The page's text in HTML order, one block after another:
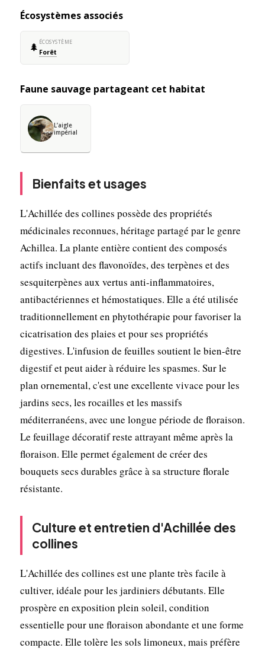
Écosystèmes associés
🌲 ÉCOSYSTÈME
Forêt
Faune sauvage partageant cet habitat
L’aigle
impérial
Bienfaits et usages
L'Achillée des collines possède des propriétés
médicinales reconnues, héritage partagé par le genre
Achillea. La plante entière contient des composés
actifs incluant des flavonoïdes, des terpènes et des
sesquiterpènes aux vertus anti-inflammatoires,
antibactériennes et hémostatiques. Elle a été utilisée
traditionnellement en phytothérapie pour favoriser la
cicatrisation des plaies et pour ses propriétés
digestives. L'infusion de feuilles soutient le bien-être
digestif et peut aider à réduire les spasmes. Sur le
plan ornemental, c'est une excellente vivace pour les
jardins secs, les rocailles et les massifs
méditerranéens, avec une longue période de floraison.
Le feuillage décoratif reste attrayant même après la
floraison. Elle permet également de créer des
bouquets secs durables grâce à sa structure florale
résistante.
Culture et entretien d'Achillée des
collines
L'Achillée des collines est une plante très facile à
cultiver, idéale pour les jardiniers débutants. Elle
prospère en exposition plein soleil, condition
essentielle pour une floraison abondante et une forme
compacte. Elle tolère les sols limoneux, mais préfère